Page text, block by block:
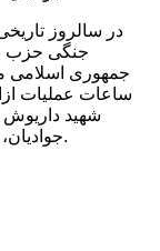
در سالروز
جنگی حزب
جمهوری اسلامی
ساعات عملیات
شهید داریوش
جوادیان، امیر قلی نخعی و رضا آقارضی ثبت شده است.